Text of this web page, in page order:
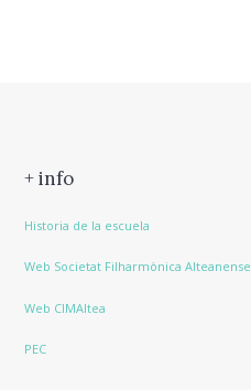
+ info
Historia de la escuela
Web Societat Filharmònica Alteanense
Web CIMAltea
PEC